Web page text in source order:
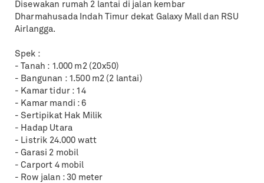
Disewakan rumah 2 lantai di jalan kembar
Dharmahusada Indah Timur dekat Galaxy Mall dan RSU
Airlangga.
Spek :
- Tanah : 1.000 m2 (20x50)
- Bangunan : 1.500 m2 (2 lantai)
- Kamar tidur : 14
- Kamar mandi : 6
- Sertipikat Hak Milik
- Hadap Utara
- Listrik 24.000 watt
- Garasi 2 mobil
- Carport 4 mobil
- Row jalan : 30 meter